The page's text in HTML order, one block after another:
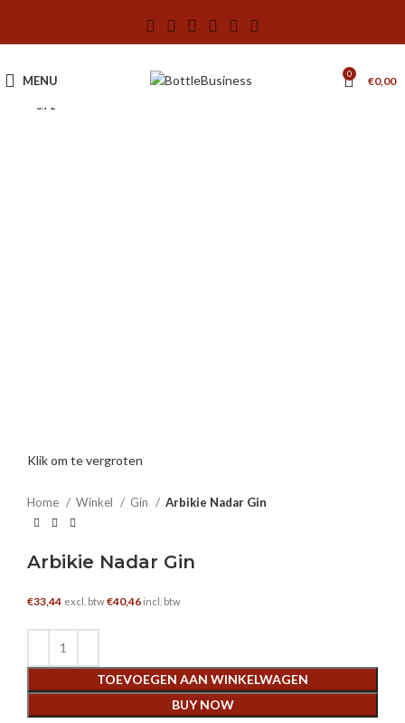
MENU 0 €0,00
0.7 L
Klik om te vergroten
Home Winkel Gin Arbikie Nadar Gin
Arbikie Nadar Gin
€33,44 excl. btw€40,46 incl. btw
TOEVOEGEN AAN WINKELWAGEN
BUY NOW